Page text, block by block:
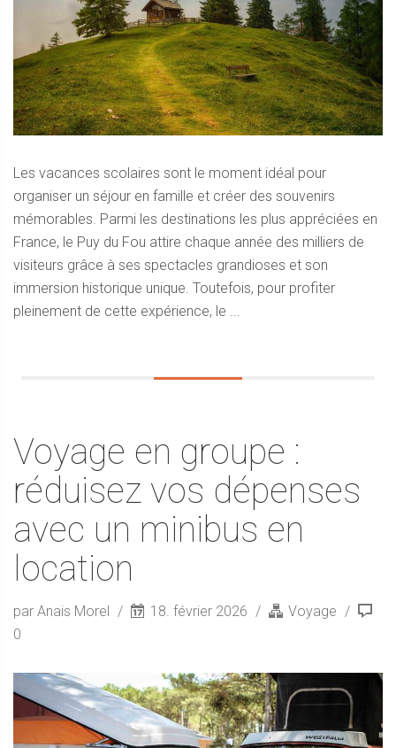
Les vacances scolaires sont le moment idéal pour
organiser un séjour en famille et créer des souvenirs
mémorables. Parmi les destinations les plus appréciées en
France, le Puy du Fou attire chaque année des milliers de
visiteurs grâce à ses spectacles grandioses et son
immersion historique unique. Toutefois, pour profiter
pleinement de cette expérience, le ...
Voyage en groupe :
réduisez vos dépenses
avec un minibus en
location
par Anais Morel 18. février 2026
Voyage
0